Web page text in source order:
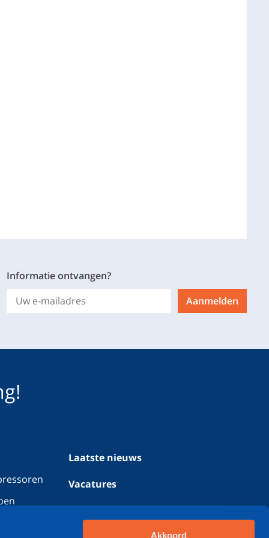
Akkoord
Informatie ontvangen?
Aanmelden
Laatste nieuws
Vacatures
Werken bij Geveke